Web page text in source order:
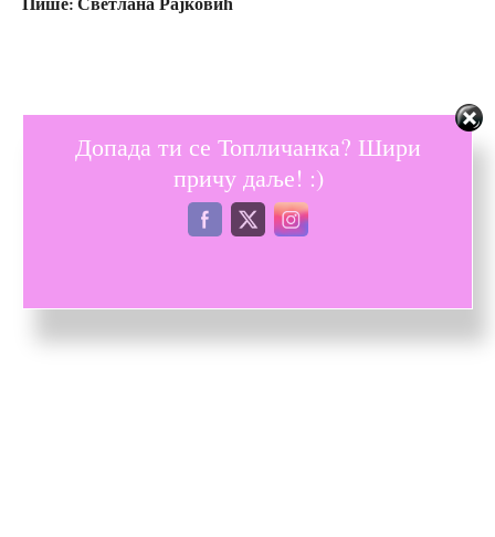
Допада ти се Топличанка? Шири
причу даље! :)